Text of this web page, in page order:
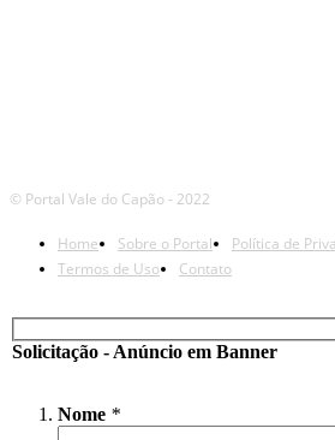
© Portal Vale do Capão - 2022
Home Sobre o Portal
Política de
Termos de Uso
Contato
Solicitação - Anúncio em Banner
Nome *